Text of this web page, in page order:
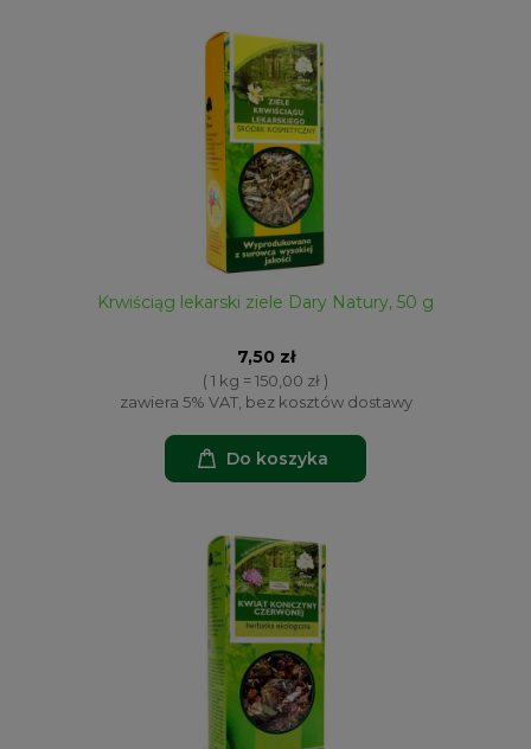
Krwiściąg lekarski ziele Dary Natury, 50 g
7,50 zł
( 1 kg = 150,00 zł )
zawiera 5% VAT, bez kosztów dostawy
Do koszyka